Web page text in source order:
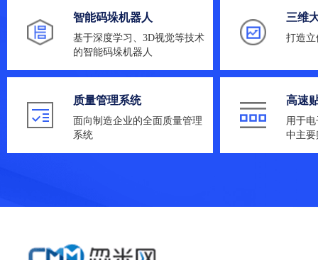
智能码垛机器人
基于深度学习、3D视觉等技术
的智能码垛机器人
三维
打造
质量管理系统
面向制造企业的全面质量管理
系统
高速
用于
中主